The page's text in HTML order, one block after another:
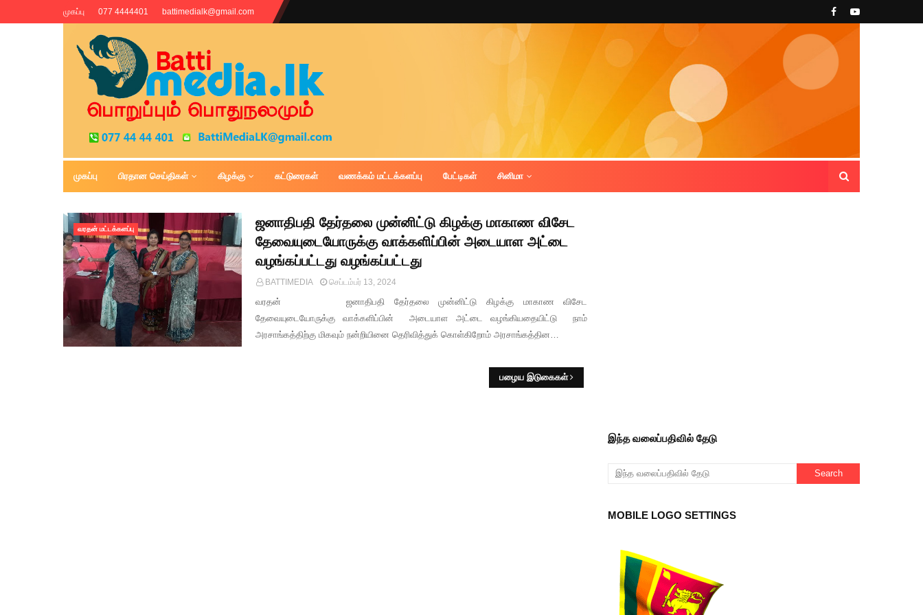
முகப்பு 077 4444401 battimedialk@gmail.com
Battimedia
முகப்பு பிரதான செய்திகள் கிழக்கு கட்டுரைகள் வணக்கம் மட்டக்களப்பு பேட்டிகள் சினிமா
வரதன் மட்டக்களப்பு
ஜனாதிபதி தேர்தலை முன்னிட்டு கிழக்கு மாகாண விசேட
தேவையுடையோருக்கு வாக்களிப்பின் அடையாள அட்டை
வழங்கப்பட்டது வழங்கப்பட்டது
BATTIMEDIA செப்டம்பர் 13, 2024
வரதன் ஜனாதிபதி தேர்தலை முன்னிட்டு கிழக்கு மாகாண விசேட
தேவையுடையோருக்கு வாக்களிப்பின் அடையாள அட்டை வழங்கியதையிட்டு நாம்
அரசாங்கத்திற்கு மிகவும் நன்றியினை தெரிவித்துக் கொள்கிறோம் அரசாங்கத்தின…
பழைய இடுகைகள்
இந்த வலைப்பதிவில் தேடு
MOBILE LOGO SETTINGS